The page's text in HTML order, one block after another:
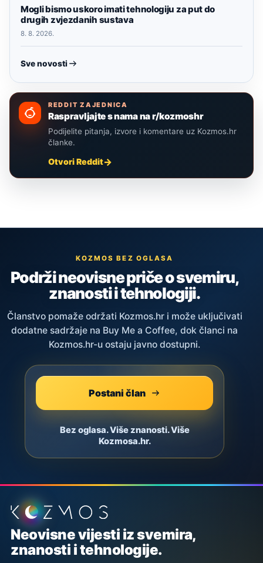
Mogli bismo uskoro imati tehnologiju za put do
drugih zvjezdanih sustava
8. 8. 2026.
Sve novosti
REDDIT ZAJEDNICA
Raspravljajte s nama na r/kozmoshr
Podijelite pitanja, izvore i komentare uz Kozmos.hr
članke.
Otvori Reddit
KOZMOS BEZ OGLASA
Podrži neovisne priče o svemiru,
znanosti i tehnologiji.
Članstvo pomaže održati Kozmos.hr i može uključivati
dodatne sadržaje na Buy Me a Coffee, dok članci na
Kozmos.hr-u ostaju javno dostupni.
Postani član
Bez oglasa. Više znanosti. Više
Kozmosa.hr.
Podnožje stranice
Neovisne vijesti iz svemira,
znanosti i tehnologije.